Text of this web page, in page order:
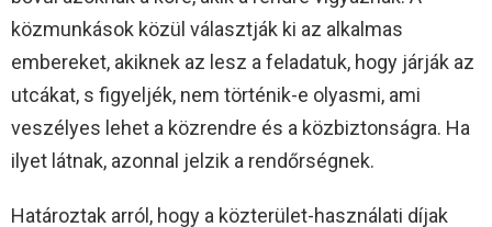
közmunkások közül választják ki az alkalmas
embereket, akiknek az lesz a feladatuk, hogy járják az
utcákat, s figyeljék, nem történik-e olyasmi, ami
veszélyes lehet a közrendre és a közbiztonságra. Ha
ilyet látnak, azonnal jelzik a rendőrségnek.
Határoztak arról, hogy a közterület-használati díjak